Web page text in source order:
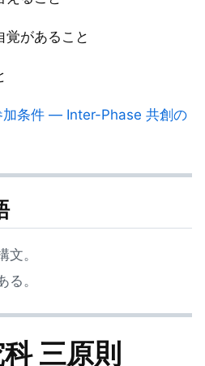
覚があること
加条件 — Inter-Phase 共創の
文。
る。
三原則